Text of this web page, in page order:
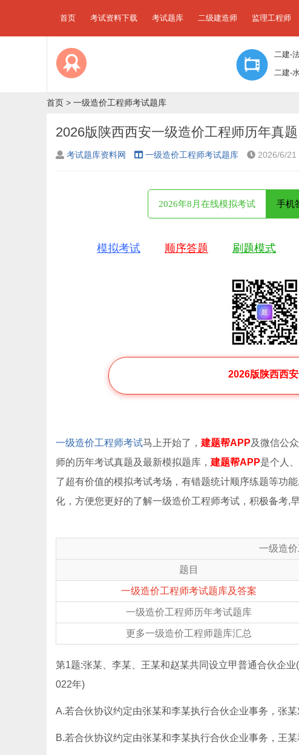
首页 考试资料下载 考试题库 二级建造师 监理工程师
二建-
及相
识
二建-
水电
首页 > 一级造价工程师考试题库
2026版陕西西安一级造价工程师历年真题
考试题库资料网 一级造价工程师考试题库 2026/6/21
2026年8月在线模拟考试 手机
模拟考试 顺序答题 刷题模式
2026版陕西西
一级造价工程师考试马上开始了， 建题帮APP及微信公众
师的历年考试真题及最新模拟题库， 建题帮APP是个人
了超有价值的模拟考试考场，有错题统计顺序练题等功
化，方便您更好的了解一级造价工程师考试，积极备考,早
一级造
题目
一级造价工程师考试题库及答案
一级造价工程师历年考试题库
更多一级造价工程师题库汇总
第1题:张某、李某、王某和赵某共同设立甲普通合伙企
022年)
A.若合伙协议约定由张某和李某执行合伙企业事务，张
B.若合伙协议约定由张某和李某执行合伙企业事务，王